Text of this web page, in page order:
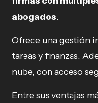
abogados.
Ofrece una gestión
tareas y finanzas.
nube, con acceso
Entre sus ventajas